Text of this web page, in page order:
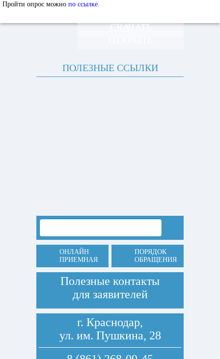
Пройти опрос можно по ссылке.
СКАЧАТЬ
ПОЛЕЗНЫЕ ССЫЛКИ
ОНЛАЙН
ПРИЕМНАЯ
ПОРЯДОК
ОБРАЩЕНИЯ
Полезные контакты
для заявителей
г. Краснодар,
ул. им. Пушкина, 28